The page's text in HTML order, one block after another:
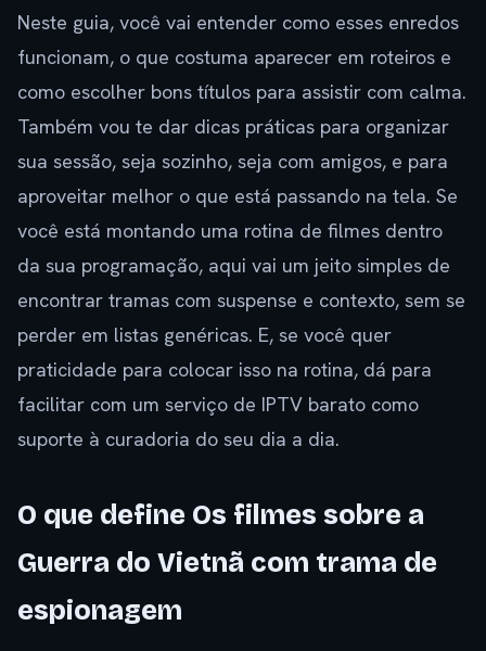
Neste guia, você vai entender como esses enredos
funcionam, o que costuma aparecer em roteiros e
como escolher bons títulos para assistir com calma.
Também vou te dar dicas práticas para organizar
sua sessão, seja sozinho, seja com amigos, e para
aproveitar melhor o que está passando na tela. Se
você está montando uma rotina de filmes dentro
da sua programação, aqui vai um jeito simples de
encontrar tramas com suspense e contexto, sem se
perder em listas genéricas. E, se você quer
praticidade para colocar isso na rotina, dá para
facilitar com um serviço de IPTV barato como
suporte à curadoria do seu dia a dia.
O que define Os filmes sobre a
Guerra do Vietnã com trama de
espionagem